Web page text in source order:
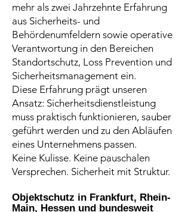
mehr als zwei Jahrzehnte Erfahrung
aus Sicherheits- und
Behördenumfeldern sowie operative
Verantwortung in den Bereichen
Standortschutz, Loss Prevention und
Sicherheitsmanagement ein.
Diese Erfahrung prägt unseren
Ansatz: Sicherheitsdienstleistung
muss praktisch funktionieren, sauber
geführt werden und zu den Abläufen
eines Unternehmens passen.
Keine Kulisse. Keine pauschalen
Versprechen. Sicherheit mit Struktur.
Objektschutz in Frankfurt, Rhein-
Main, Hessen und bundesweit